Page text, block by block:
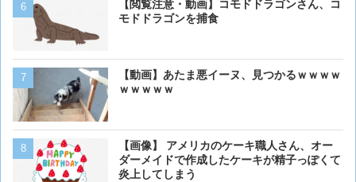
【閲覧注意・動画】コモドドラゴンさん、コ
モドドラゴンを捕食
【動画】あたま悪イーヌ、見つかるｗｗｗｗ
ｗｗｗｗｗ
【画像】 アメリカのケーキ職人さん、オー
ダーメイドで作成したケーキが精子っぽくて
炎上してしまう
【動画】虎さん、飼い慣
を失う
【画像】イッヌさん、アホ
犬って普段何考えてるの？